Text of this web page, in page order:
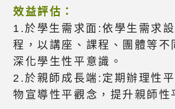
效益評估：
1.於學生需求面:依學生需求
程，以講座、課程、團體等不
深化學生性平意識。
2.於親師成長端:定期辦理性平
物宣導性平觀念，提升親師性